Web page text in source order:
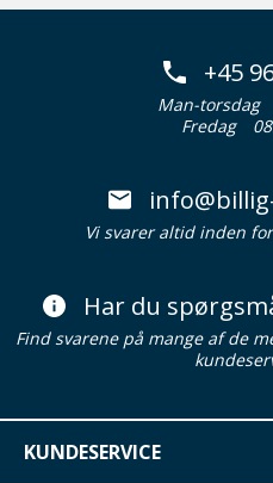
+45
Man-torsdag
Fredag
Vi svarer altid inden
Har du
Find svarene på mange af de
KUNDESERVICE